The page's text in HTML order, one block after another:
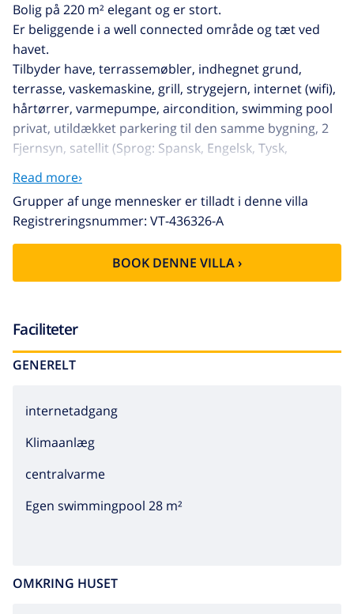
Bolig på 220 m² elegant og er stort.
Er beliggende i a well connected område og tæt ved
havet.
Tilbyder have, terrassemøbler, indhegnet grund,
terrasse, vaskemaskine, grill, strygejern, internet (wifi),
hårtørrer, varmepumpe, aircondition, swimming pool
privat, utildækket parkering til den samme bygning, 2
Fjernsyn, satellit (Sprog: Spansk, Engelsk, Tysk,
Hollandsk, Fransk, Norsk).
The køkken, på keramiske kogeplader, med service og
køleskab, mikroovn, ovn, fryser, opvaskemaskine,
tallerkener/bestik, køkkenredskaber, kaffemaskine,
brødrister, kedel og saftpresser.
Read more›
Grupper af unge mennesker er tilladt i denne villa
Registreringsnummer: VT-436326-A
BOOK DENNE VILLA ›
Faciliteter
GENERELT
internetadgang
Klimaanlæg
centralvarme
Egen swimmingpool 28 m²
OMKRING HUSET